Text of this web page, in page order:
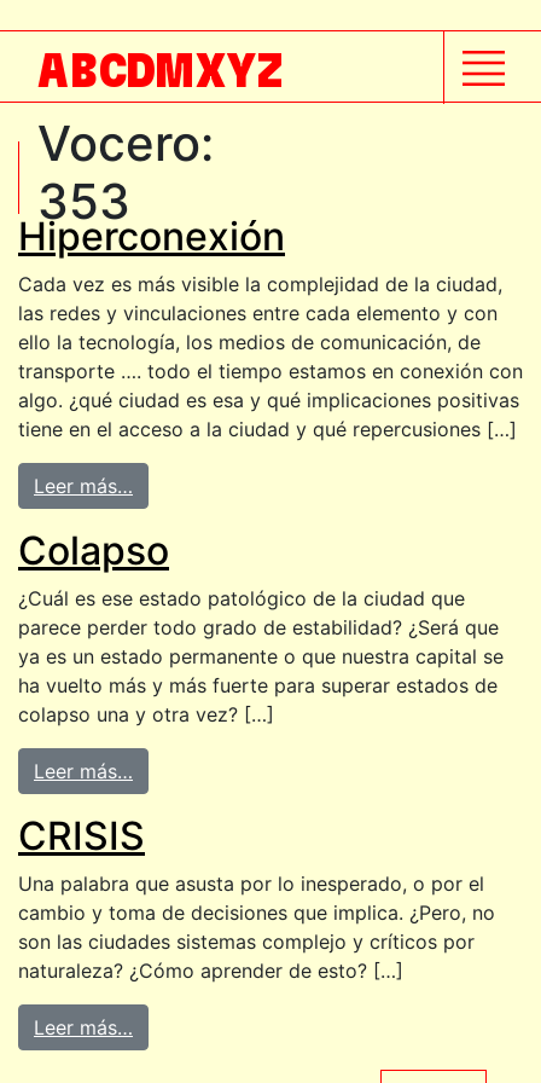
ABCDMXYZ
Vocero:
353
Hiperconexión
Cada vez es más visible la complejidad de la ciudad,
las redes y vinculaciones entre cada elemento y con
ello la tecnología, los medios de comunicación, de
transporte …. todo el tiempo estamos en conexión con
algo. ¿qué ciudad es esa y qué implicaciones positivas
tiene en el acceso a la ciudad y qué repercusiones […]
Leer más…
Colapso
¿Cuál es ese estado patológico de la ciudad que
parece perder todo grado de estabilidad? ¿Será que
ya es un estado permanente o que nuestra capital se
ha vuelto más y más fuerte para superar estados de
colapso una y otra vez? […]
Leer más…
CRISIS
Una palabra que asusta por lo inesperado, o por el
cambio y toma de decisiones que implica. ¿Pero, no
son las ciudades sistemas complejo y críticos por
naturaleza? ¿Cómo aprender de esto? […]
Leer más…